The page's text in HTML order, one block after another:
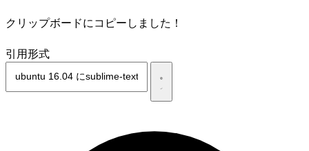
クリップボードにコピーしました！
引用形式